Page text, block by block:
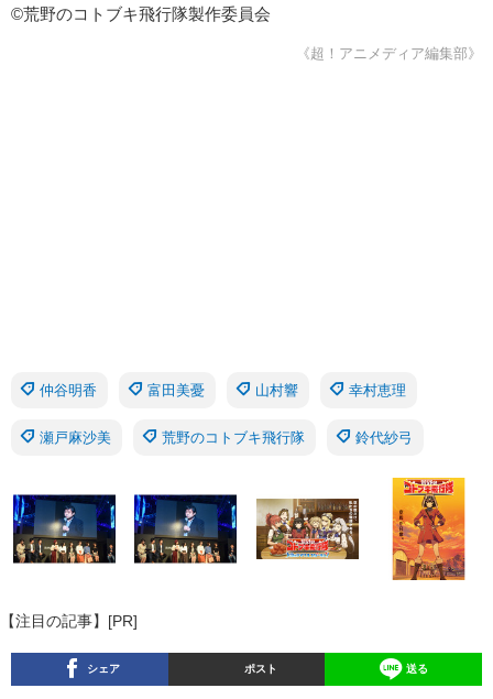
©荒野のコトブキ飛行隊製作委員会
《超！アニメディア編集部》
仲谷明香 富田美憂 山村響 幸村恵理
瀬戸麻沙美 荒野のコトブキ飛行隊 鈴代紗弓
【注目の記事】[PR]
シェア ポスト 送る